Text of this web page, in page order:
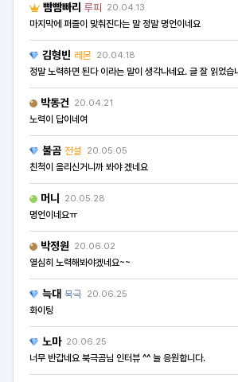
빰빰빠리 루피
20.04.13
마지막에 퍼즐이 맞춰진다는 말 정말 명언이네요
김형빈 레몬 20.04.18
정말 노력하면 된다 이라는 말이 생각나네요. 글 잘 읽었습
박동건 20.04.21
노력이 답이네여
불곰 전설
20.05.05
친척이 올리신거니까 봐야 겠네요
머니
20.05.28
명언이네요ㅠ
박정원 20.06.02
열심히 노력해봐야겠네요~~
늑대 북극 20.06.25
화이팅
노마 20.06.25
너무 반갑네요 북극곰님 인터뷰 ^^ 늘 응원합니다.